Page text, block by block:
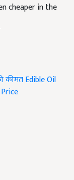
cheaper in the
कीमतEdible Oil